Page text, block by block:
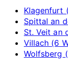
Klagenfurt
Spittal an
St. Veit an
Villach (6
Wolfsberg